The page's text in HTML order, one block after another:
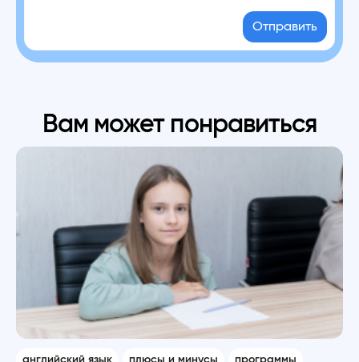
Отправить
Вам может понравиться
английский язык плюсы и минусы программы